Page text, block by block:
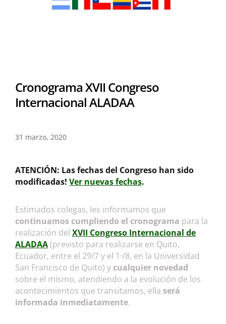
Cronograma XVII Congreso
Internacional ALADAA
31 marzo, 2020
ATENCIÓN: Las fechas del Congreso han sido
modificadas! Ver nuevas fechas.
Estimados colegas, les informamos que
continuamos cumpliendo el cronograma para la
realización del XVII Congreso Internacional de
ALADAA(previsto para realizarse en Quito,
Ecuador, entre el 29/7 y el 1·/8, en la Universidad
San Francisco de Quito) y cualquier novedad
sobre el mismo, atendiendo a la evolución de los
acontecimientos que transitamos, ella será
informada inmediatamente.